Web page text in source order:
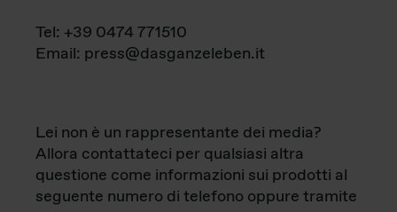
Tel: +39 0474 771510
Email: press@dasganzeleben.it
Lei non è un rappresentante dei media?
Allora contattateci per qualsiasi altra
questione come informazioni sui prodotti al
seguente numero di telefono oppure tramite